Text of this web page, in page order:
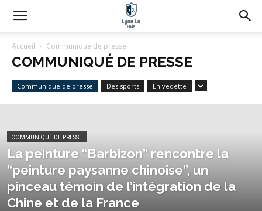
Accueil Communiqué de presse
COMMUNIQUÉ DE PRESSE
Communiqué de presse Des sports En vedette
COMMUNIQUÉ DE PRESSE
La peinture “Barbizon” rencontre la
“peinture paysanne chinoise”, un
pinceau témoin de l’intégration de la
Chine et de la France